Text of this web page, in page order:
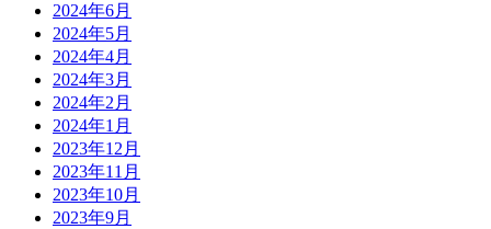
2024年6月
2024年5月
2024年4月
2024年3月
2024年2月
2024年1月
2023年12月
2023年11月
2023年10月
2023年9月